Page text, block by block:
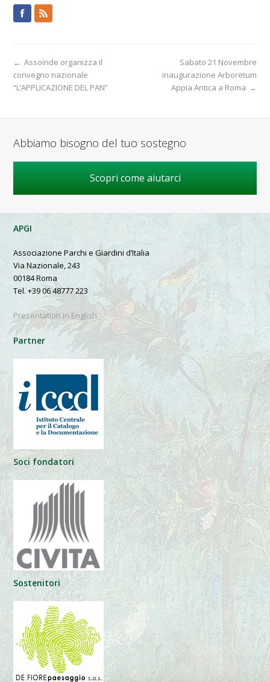
Sabato 21 Novembre
inaugurazione Arboretum
Appia Antica a Roma →
← Assoiride organizza il
convegno nazionale
“L’APPLICAZIONE DEL PAN”
Abbiamo bisogno del tuo sostegno
Scopri come aiutarci
APGI
Associazione Parchi e Giardini d’Italia
Via Nazionale, 243
00184 Roma
Tel. +39 06 48777 223
Presentation in English
Partner
Soci fondatori
Sostenitori